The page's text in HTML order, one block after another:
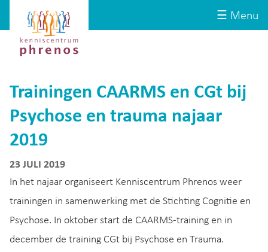
☰ Menu
Kenniscentrum
Phrenos
website
Trainingen CAARMS en CGt bij
Psychose en trauma najaar
2019
23 JULI 2019
In het najaar organiseert Kenniscentrum Phrenos weer
trainingen in samenwerking met de Stichting Cognitie en
Psychose. In oktober start de CAARMS-training en in
december de training CGt bij Psychose en Trauma.